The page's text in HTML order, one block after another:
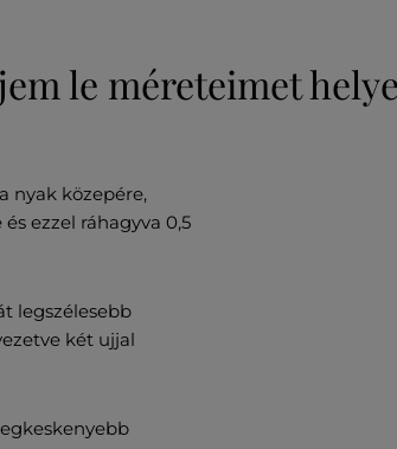
le méreteimet
nyak közepére,
ezzel ráhagyva 0,5
legszélesebb
két ujjal